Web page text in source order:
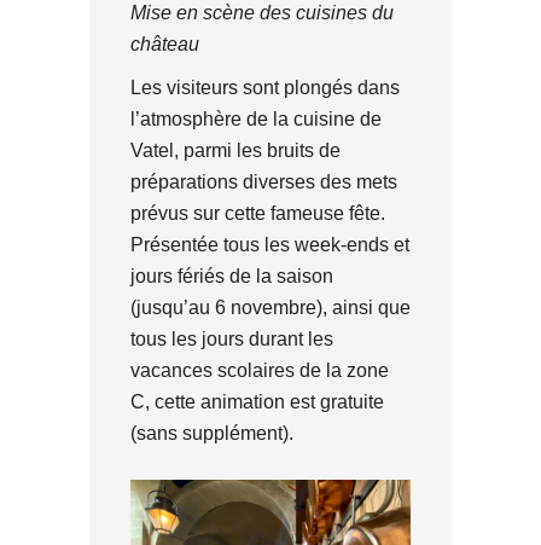
Mise en scène des cuisines du
château
Les visiteurs sont plongés dans
l’atmosphère de la cuisine de
Vatel, parmi les bruits de
préparations diverses des mets
prévus sur cette fameuse fête.
Présentée tous les week-ends et
jours fériés de la saison
(jusqu’au 6 novembre), ainsi que
tous les jours durant les
vacances scolaires de la zone
C, cette animation est gratuite
(sans supplément).